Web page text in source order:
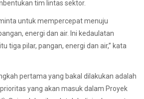
tim lintas sektor.
untuk mempercepat menuju
energi dan air. Ini kedaulatan
tiga pilar, pangan, energi dan air,” kata
pertama yang bakal dilakukan adalah
yang akan masuk dalam Proyek